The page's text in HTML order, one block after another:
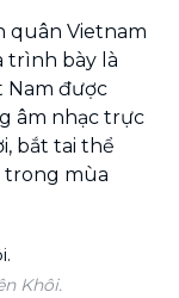
quân Vietnam
trình bày là
Nam được
âm nhạc trực
bắt tai thể
trong mùa
Khôi.